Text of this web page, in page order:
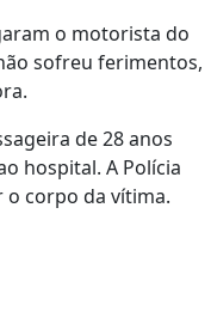
o motorista do
sofreu ferimentos,
de 28 anos
hospital. A Polícia
o corpo da vítima.